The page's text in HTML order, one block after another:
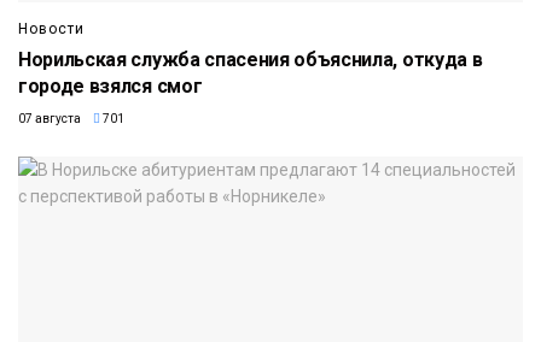
Новости
Норильская служба спасения объяснила, откуда в
городе взялся смог
07 августа 701